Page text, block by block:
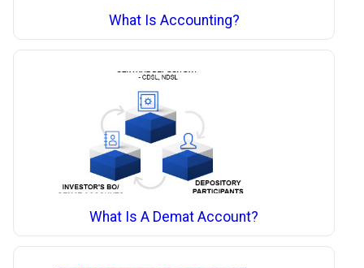
What Is Accounting?
What Is A Demat Account?